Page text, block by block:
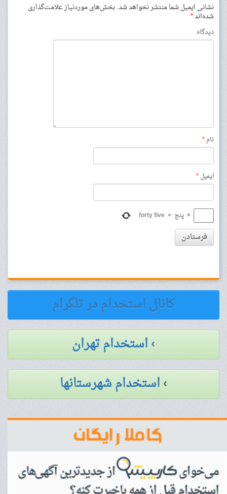
نشانی ایمیل شما منتشر نخواهد شد.بخش‌های موردنیاز علامت‌گذاری
شده‌اند*
دیدگاه
نام*
ایمیل*
× پنج =
forty five
فرستادن
کانال استخدام در تلگرام
› استخدام تهران
›استخدام شهرستانها